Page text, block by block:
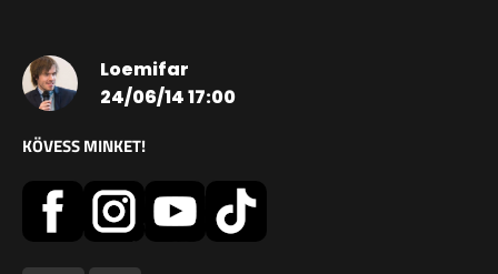
Loemifar
24/06/14 17:00
KÖVESS MINKET!